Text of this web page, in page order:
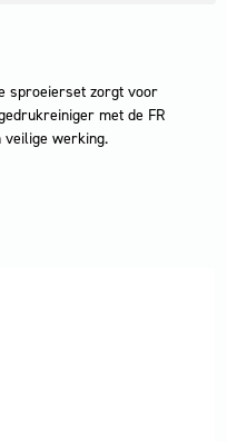
sproeierset zorgt voor
met de FR
veilige werking.